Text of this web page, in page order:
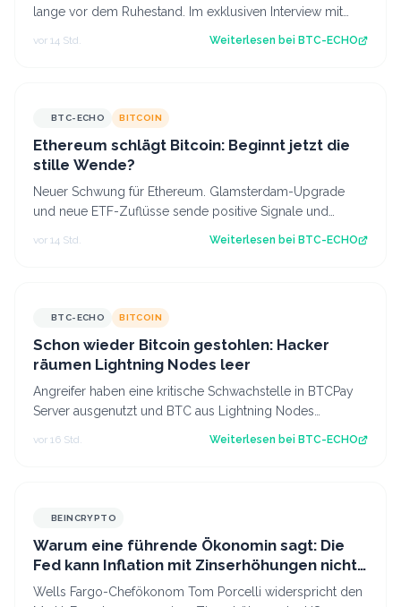
lange vor dem Ruhestand. Im exklusiven Interview mit
vor 14 Std. Weiterlesen bei BTC-ECHO
BTC-ECHO BITCOIN
Ethereum schlägt Bitcoin: Beginnt jetzt die
stille Wende?
Neuer Schwung für Ethereum. Glamsterdam-Upgrade
und neue ETF-Zuflüsse sende positive Signale und
vor 14 Std. Weiterlesen bei BTC-ECHO
BTC-ECHO BITCOIN
Schon wieder Bitcoin gestohlen: Hacker
räumen Lightning Nodes leer
Angreifer haben eine kritische Schwachstelle in BTCPay
Server ausgenutzt und BTC aus Lightning Nodes
gestohlen. Es ist bereits der zweite An…
vor 16 Std. Weiterlesen bei BTC-ECHO
BEINCRYPTO
Warum eine führende Ökonomin sagt: Die
Fed kann Inflation mit Zinserhöhungen nicht
besiegen
Wells Fargo-Chefökonom Tom Porcelli widerspricht den